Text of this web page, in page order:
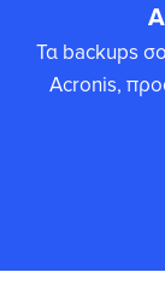
Τα backups
Acronis,